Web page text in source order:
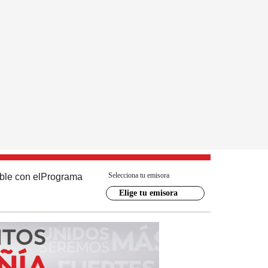
con el Programa Selecciona tu emisora
Elige tu emisora